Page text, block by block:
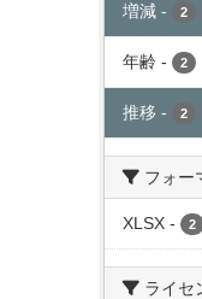
増減 - 2
年齢 - 2
推移 - 2
フォー
XLSX - 2
ライセ